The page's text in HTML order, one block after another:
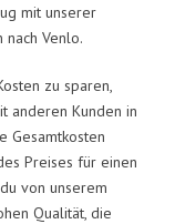
mit unserer
Venlo.
zu sparen,
anderen Kunden in
Gesamtkosten
Preises für einen
von unserem
Qualität, die